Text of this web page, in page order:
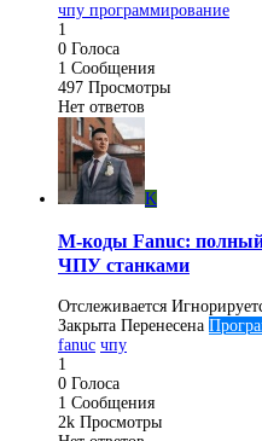
чпу программирование
1
0 Голоса
1 Сообщения
497 Просмотры
Нет ответов
K
M-коды Fanuc:
ЧПУ станками
Отслеживается
Закрыта Перенесена
fanuc чпу
1
0 Голоса
1 Сообщения
2k Просмотры